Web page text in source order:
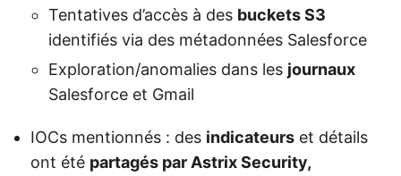
Tentatives d’accès à des buckets S3
identifiés via des métadonnées Salesforce
Exploration/anomalies dans les journaux
Salesforce et Gmail
IOCs mentionnés : des indicateurs et détails
ont été partagés par Astrix Security,